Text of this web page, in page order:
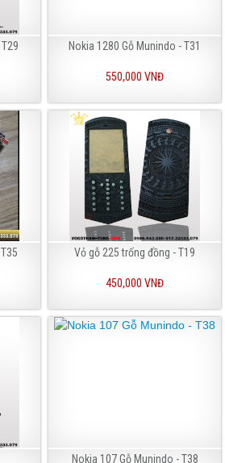
Nokia 1280 Gỗ Munindo - T31
550,000 VNĐ
Vỏ gỗ 225 trống đồng - T19
450,000 VNĐ
Nokia 107 Gỗ Munindo - T38